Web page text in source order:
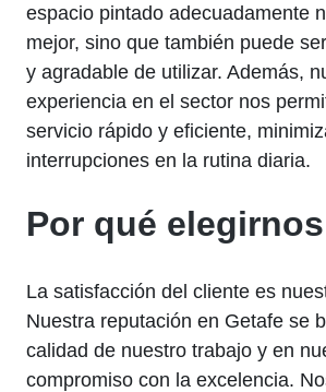
espacio pintado adecuadamente
mejor, sino que también puede
y agradable de utilizar. Además,
experiencia en el sector nos
servicio rápido y eficiente,
interrupciones en la rutina diaria.
Por qué elegirnos
La satisfacción del cliente es
Nuestra reputación en Getafe se
calidad de nuestro trabajo y en
compromiso con la excelencia.